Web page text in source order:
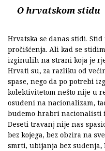
O hrvatskom stidu
Hrvatska se danas stidi.
pročišćenja. Ali kad se
izginulih na strani koja je
Hrvati su, za razliku od
spase, nego da po potrebi
kolektivitetom nešto nije u
osuđeni na nacionalizam,
budemo hrabri nacionalisti
Deseti travanj nije nas
bez kojega, bez obzira na
smrti, ubijanja bez suđenja,